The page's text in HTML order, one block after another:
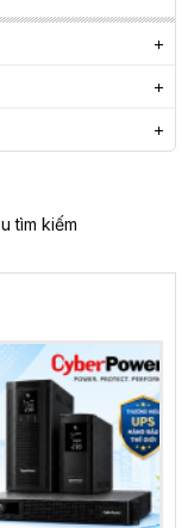
tìm kiếm